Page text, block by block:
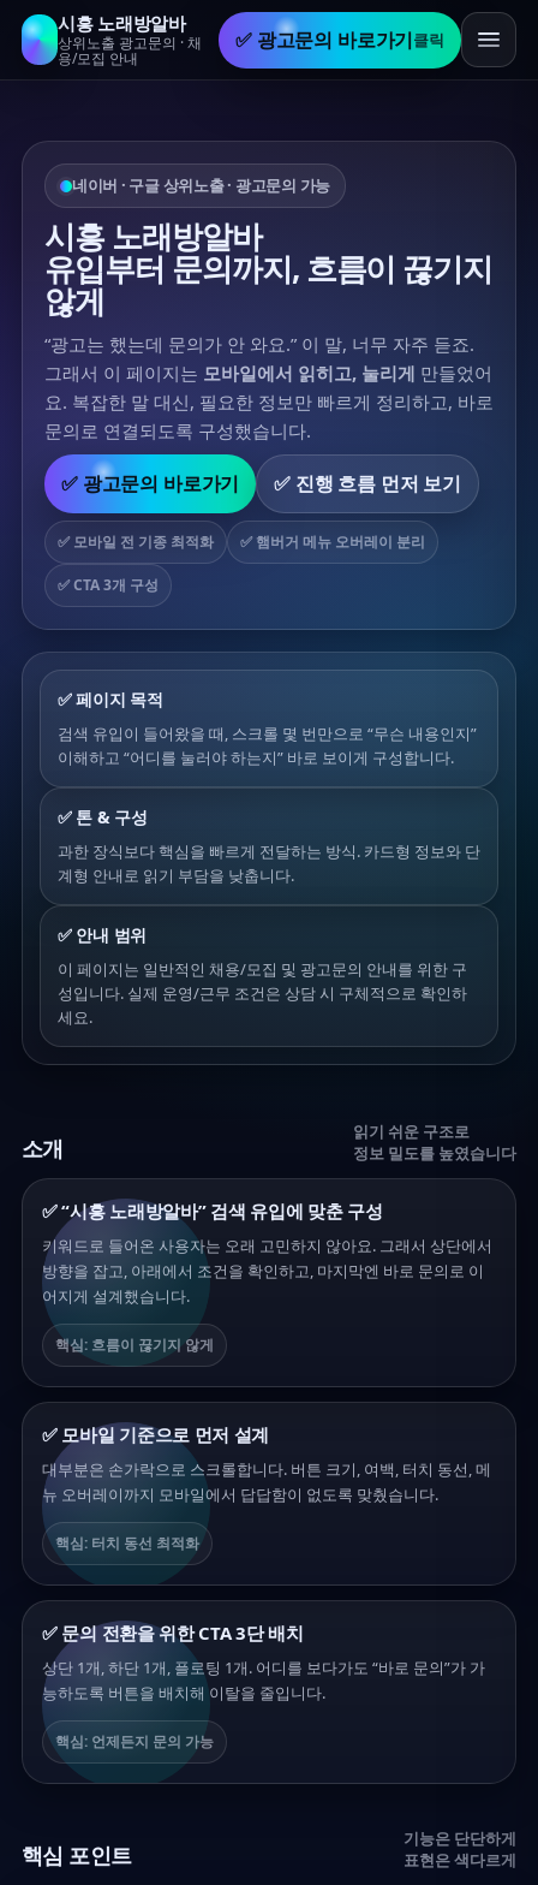
시흥 노래방알바
상위노출 광고문의 · 채
용/모집 안내
✅ 광고문의 바로가기클릭
네이버 · 구글 상위노출 · 광고문의 가능
시흥 노래방알바
유입부터 문의까지, 흐름이 끊기지
않게
“광고는 했는데 문의가 안 와요.” 이 말, 너무 자주 듣죠.
그래서 이 페이지는 모바일에서 읽히고, 눌리게 만들었어
요. 복잡한 말 대신, 필요한 정보만 빠르게 정리하고, 바로
문의로 연결되도록 구성했습니다.
✅ 광고문의 바로가기 ✅ 진행 흐름 먼저 보기
✅ 모바일 전 기종 최적화 ✅ 햄버거 메뉴 오버레이 분리
✅ CTA 3개 구성
✅ 페이지 목적
검색 유입이 들어왔을 때, 스크롤 몇 번만으로 “무슨 내용인지”
이해하고 “어디를 눌러야 하는지” 바로 보이게 구성합니다.
✅ 톤 & 구성
과한 장식보다 핵심을 빠르게 전달하는 방식. 카드형 정보와 단
계형 안내로 읽기 부담을 낮춥니다.
✅ 안내 범위
이 페이지는 일반적인 채용/모집 및 광고문의 안내를 위한 구
성입니다. 실제 운영/근무 조건은 상담 시 구체적으로 확인하
세요.
소개
읽기 쉬운 구조로
정보 밀도를 높였습니다
✅ “시흥 노래방알바” 검색 유입에 맞춘 구성
키워드로 들어온 사용자는 오래 고민하지 않아요. 그래서 상단에서
방향을 잡고, 아래에서 조건을 확인하고, 마지막엔 바로 문의로 이
어지게 설계했습니다.
핵심: 흐름이 끊기지 않게
✅ 모바일 기준으로 먼저 설계
대부분은 손가락으로 스크롤합니다. 버튼 크기, 여백, 터치 동선, 메
뉴 오버레이까지 모바일에서 답답함이 없도록 맞췄습니다.
핵심: 터치 동선 최적화
✅ 문의 전환을 위한 CTA 3단 배치
상단 1개, 하단 1개, 플로팅 1개. 어디를 보다가도 “바로 문의”가 가
능하도록 버튼을 배치해 이탈을 줄입니다.
핵심: 언제든지 문의 가능
핵심 포인트
기능은 단단하게
표현은 색다르게